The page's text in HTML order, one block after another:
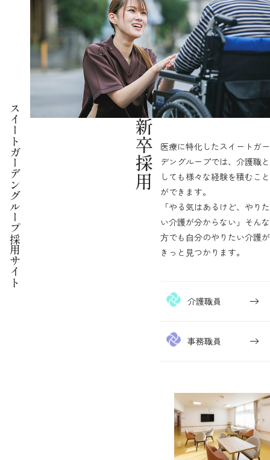
スイートガーデングループ
採用サイト
新卒採用
医療に特化したスイートガー
デングループでは、介護職と
しても様々な経験を積むこと
ができます。
「やる気はあるけど、やりた
い介護が分からない」そんな
⽅でも⾃分のやりたい介護が
きっと⾒つかります。
介護職員
事務職員